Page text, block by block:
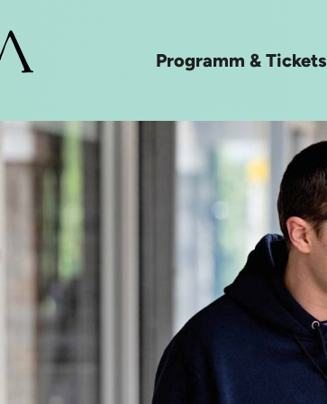
Programm & Tickets